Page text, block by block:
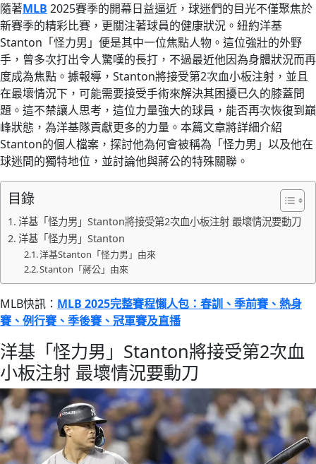
隨著MLB 2025賽季的開幕日益逼近，球迷們的目光不僅聚焦於
新賽季的精彩比賽，更關注著球員的健康狀況。紐約洋基
Stanton「怪力男」便是其中一位焦點人物。這位強壯的外野
手，曾多次打出令人驚嘆的長打，不過最近他因為身體狀況而再
度成為焦點。據報導，Stanton將接受第2次血小板注射，並且
在最壞情況下，可能需要接受手術來解決其困擾已久的膝蓋問
題。這不禁讓人思考，這位力量強大的球員，能否再次恢復到巔
峰狀態，為洋基隊貢獻更多的力量。本篇文章將詳細介紹
Stanton的個人檔案，探討他為何會被稱為「怪力男」以及他在
球迷間的獨特地位，並討論他與蔣公的特殊關聯。
目錄
洋基「怪力男」Stanton將接受第2次血小板注射 最壞情況要動刀
洋基「怪力男」Stanton
洋基Stanton「怪力男」由來
Stanton「蔣公」由來
MLB快訊： MLB 2025完整賽程懶人包：春訓、季前賽、熱身
賽、例行賽、季後賽、冠軍賽及直播
洋基「怪力男」Stanton將接受第2次血
小板注射 最壞情況要動刀